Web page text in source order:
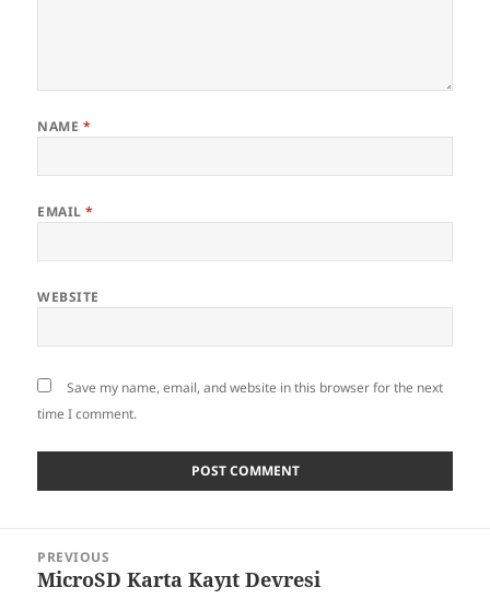
NAME *
EMAIL*
WEBSITE
Save my name, email, and website in this browser for the next
time I comment.
navigation
PREVIOUS
Previous
MicroSD Karta Kayıt Devresi